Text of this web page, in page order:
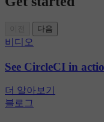
다음
비디오
See CircleCI in
더 알아보기
블로그